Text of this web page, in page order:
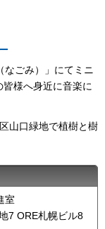
なごみ）」にてミニ
様へ身近に音楽に
山口緑地で植樹と樹
室
7 ORE札幌ビル8